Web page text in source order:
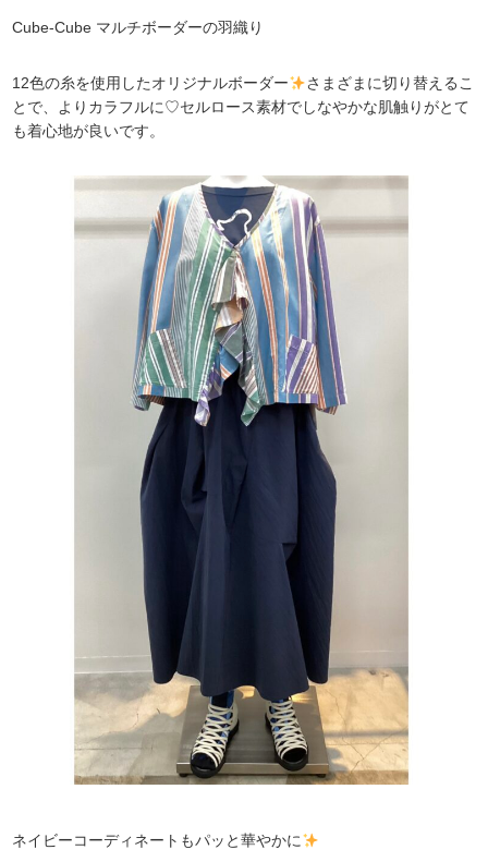
Cube-Cube マルチボーダーの羽織り
12色の糸を使用したオリジナルボーダー
さまざまに切り替えるこ
とで、よりカラフルに♡セルロース素材でしなやかな肌触りがとて
も着心地が良いです。
ネイビーコーディネートもパッと華やかに